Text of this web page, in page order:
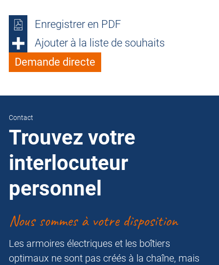
Enregistrer en PDF
Ajouter à la liste de souhaits
Demande directe
Contact
Trouvez votre
interlocuteur
personnel
Nous sommes à votre disposition
Les armoires électriques et les boîtiers
optimaux ne sont pas créés à la chaîne, mais